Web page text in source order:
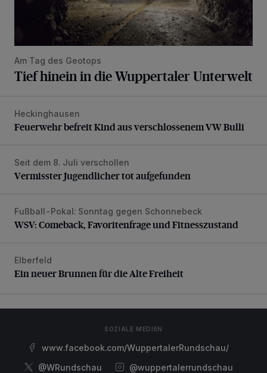
Am Tag des Geotops
Tief hinein in die Wuppertaler Unterwelt
Feuerwehr befreit Kind aus verschlossenem VW Bulli
Heckinghausen
Feuerwehr befreit Kind aus verschlossenem VW Bulli
Vermisster Jugendlicher tot aufgefunden
Seit dem 8. Juli verschollen
Vermisster Jugendlicher tot aufgefunden
WSV: Comeback, Favoritenfrage und Fitnesszustand
Fußball-Pokal: Sonntag gegen Schonnebeck
WSV: Comeback, Favoritenfrage und Fitnesszustand
Ein neuer Brunnen für die Alte Freiheit
Elberfeld
Ein neuer Brunnen für die Alte Freiheit
SOZIALE MEDIEN
www.facebook.com/WuppertalerRundschau/
@WRundschau
@wuppertalerrundschau